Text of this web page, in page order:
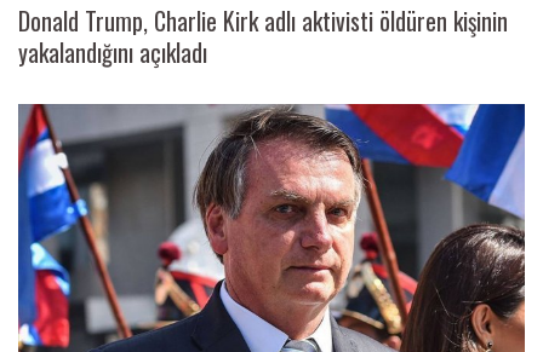
Donald Trump, Charlie Kirk adlı aktivisti öldüren kişinin
yakalandığını açıkladı